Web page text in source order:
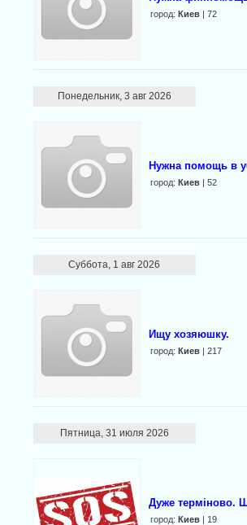
город: Киев| 72
Понедельник, 3 авг 2026
Нужна помощь в
город: Киев| 52
Суббота, 1 авг 2026
Ищу хозяюшку.
город: Киев| 217
Пятница, 31 июля 2026
Дуже терміново.
город: Киев| 19